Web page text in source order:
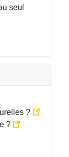
seul
?
?